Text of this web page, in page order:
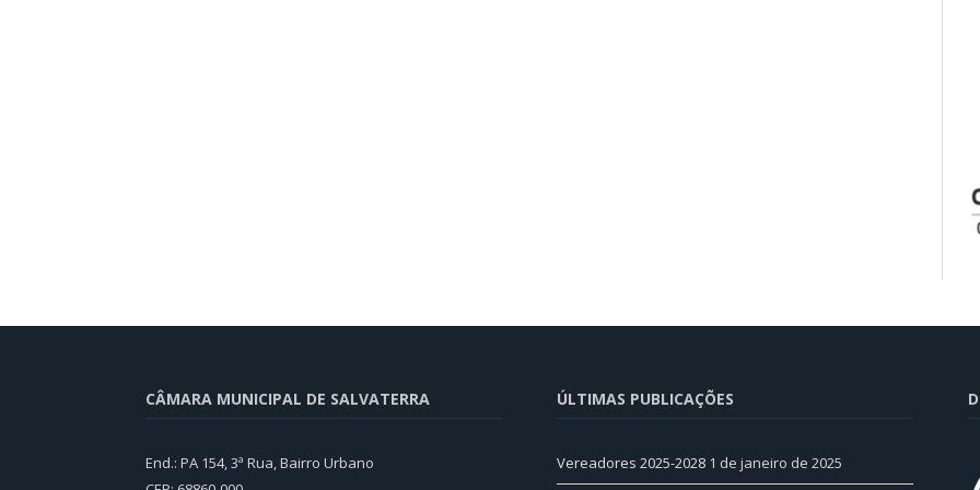
CÂMARA MUNICIPAL DE SALVATERRA
End.: PA 154, 3ª Rua, Bairro Urbano
ÚLTIMAS PUBLICAÇÕES
Vereadores 2025-2028 1 de janeiro de 2025